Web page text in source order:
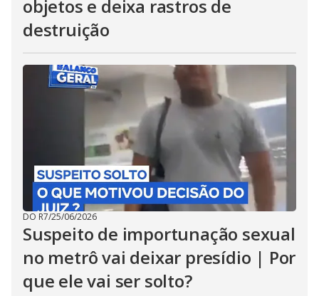
objetos e deixa rastros de
destruição
DO R7/25/06/2026
Suspeito de importunação sexual
no metrô vai deixar presídio | Por
que ele vai ser solto?